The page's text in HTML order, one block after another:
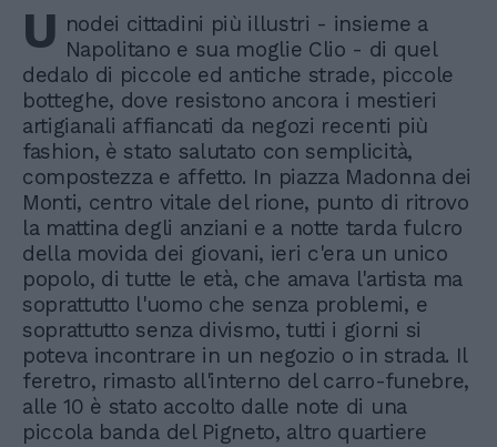
U nodei cittadini più illustri - insieme a
Napolitano e sua moglie Clio - di quel
dedalo di piccole ed antiche strade, piccole
botteghe, dove resistono ancora i mestieri
artigianali affiancati da negozi recenti più
fashion, è stato salutato con semplicità,
compostezza e affetto. In piazza Madonna dei
Monti, centro vitale del rione, punto di ritrovo
la mattina degli anziani e a notte tarda fulcro
della movida dei giovani, ieri c'era un unico
popolo, di tutte le età, che amava l'artista ma
soprattutto l'uomo che senza problemi, e
soprattutto senza divismo, tutti i giorni si
poteva incontrare in un negozio o in strada. Il
feretro, rimasto all'interno del carro-funebre,
alle 10 è stato accolto dalle note di una
piccola banda del Pigneto, altro quartiere